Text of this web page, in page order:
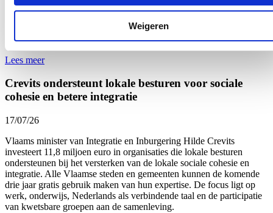
Weigeren
dossier van de betrokken persoon. De regeling werd vastgelegd in
via een omzendbrief gecommuniceerd naar alle
entiteiten.
Lees meer
Crevits ondersteunt lokale besturen voor sociale
cohesie en betere integratie
17/07/26
Vlaams minister van Integratie en Inburgering Hilde Crevits
investeert 11,8 miljoen euro in organisaties die lokale besturen
ondersteunen bij het versterken van de lokale sociale cohesie en
integratie. Alle Vlaamse steden en gemeenten kunnen de komende
drie jaar gratis gebruik maken van hun expertise. De focus ligt op
werk, onderwijs, Nederlands als verbindende taal en de participatie
van kwetsbare groepen aan de samenleving.